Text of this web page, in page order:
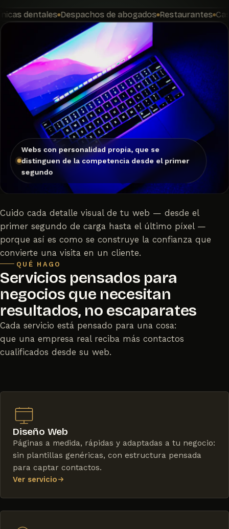
Despachos de abogados Restaurantes Casas
Webs con personalidad propia, que se
distinguen de la competencia desde el primer
segundo
Cuido cada detalle visual de tu web — desde el
primer segundo de carga hasta el último píxel —
porque así es como se construye la confianza que
convierte una visita en un cliente.
QUÉ HAGO
Servicios pensados para
negocios que necesitan
resultados, no escaparates
Cada servicio está pensado para una cosa:
que una empresa real reciba más contactos
cualificados desde su web.
Diseño Web
Páginas a medida, rápidas y adaptadas a tu negocio:
sin plantillas genéricas, con estructura pensada
para captar contactos.
Ver servicio